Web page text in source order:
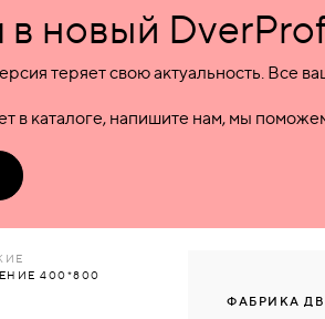
новый
теряет свою актуальность. Все
в каталоге, напишите нам, мы
400*800
ФАБРИКА